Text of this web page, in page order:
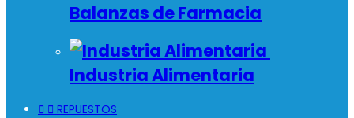
Balanzas de Farmacia
Industria Alimentaria
  REPUESTOS